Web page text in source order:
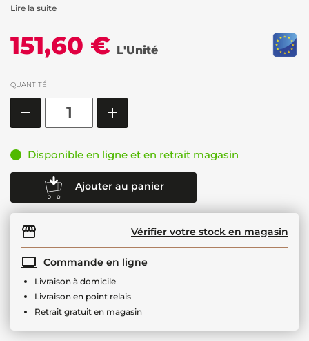
Lire la suite
151,60 € L'Unité
QUANTITÉ
Disponible en ligne et en retrait magasin
Ajouter au panier
Vérifier votre stock en magasin
Commande en ligne
Livraison à domicile
Livraison en point relais
Retrait gratuit en magasin